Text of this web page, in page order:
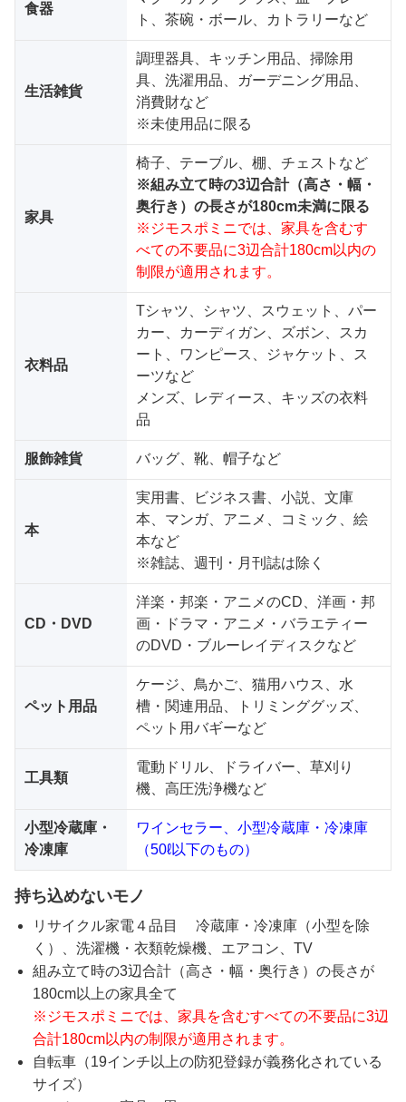
食器
ト、茶碗・ボール、カトラリーなど
生活雑貨
調理器具、キッチン用品、掃除用
具、洗濯用品、ガーデニング用品、
消費財など
※未使用品に限る
家具
椅子、テーブル、棚、チェストなど
※組み立て時の3辺合計（高さ・幅・
奥行き）の長さが180cm未満に限る
※ジモスポミニでは、家具を含むす
べての不要品に3辺合計180cm以内の
制限が適用されます。
衣料品
Tシャツ、シャツ、スウェット、パー
カー、カーディガン、ズボン、スカ
ート、ワンピース、ジャケット、ス
ーツなど
メンズ、レディース、キッズの衣料
品
服飾雑貨 バッグ、靴、帽子など
本
実用書、ビジネス書、小説、文庫
本、マンガ、アニメ、コミック、絵
本など
※雑誌、週刊・月刊誌は除く
CD・DVD
洋楽・邦楽・アニメのCD、洋画・邦
画・ドラマ・アニメ・バラエティー
のDVD・ブルーレイディスクなど
ペット用品
ケージ、鳥かご、猫用ハウス、水
槽・関連用品、トリミンググッズ、
ペット用バギーなど
工具類
電動ドリル、ドライバー、草刈り
機、高圧洗浄機など
小型冷蔵庫・
冷凍庫
ワインセラー、小型冷蔵庫・冷凍庫
（50ℓ以下のもの）
持ち込めないモノ
リサイクル家電４品目 冷蔵庫・冷凍庫（小型を除
く）、洗濯機・衣類乾燥機、エアコン、TV
組み立て時の3辺合計（高さ・幅・奥行き）の長さが
180cm以上の家具全て
※ジモスポミニでは、家具を含むすべての不要品に3辺
合計180cm以内の制限が適用されます。
自転車（19インチ以上の防犯登録が義務化されている
サイズ）